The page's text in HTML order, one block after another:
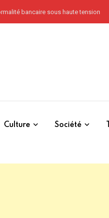
Group n’ont jamais pardonné à
Culture Société